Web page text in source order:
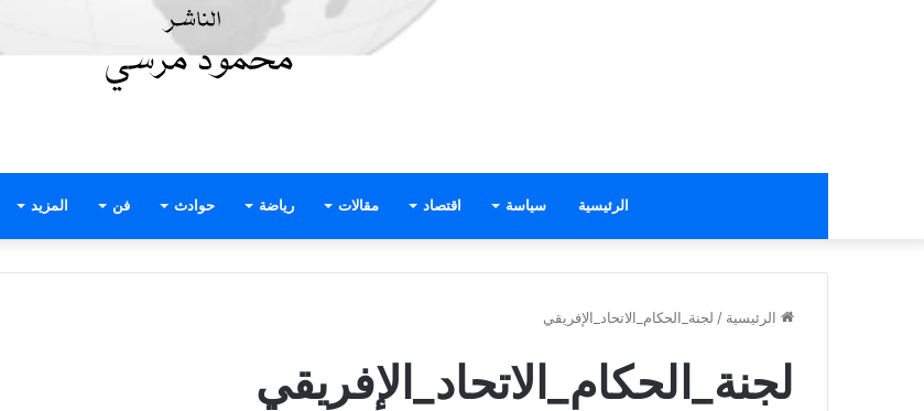
الرئيسية سياسة اقتصاد مقالات رياضة حوادث فن المزيد
الرئيسية / لجنة_الحكام_الاتحاد_الإفريقي
لجنة_الحكام_الاتحاد_الإفريقي